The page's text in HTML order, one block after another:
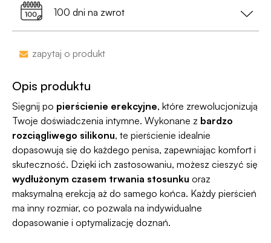
Dyskrecji — jeśli ją naruszymy, zwrócimy Ci
przy zamówieniu za min. 199 zł
100 dni na zwrot
100 dni na zwrot. Sam proces jesy niezwykle
programu Wygodne Zwroty®
zapytaj o produkt
Opis produktu
Sięgnij po pierścienie erekcyjne, które zrewolucjonizują
Twoje doświadczenia intymne. Wykonane z bardzo
rozciągliwego silikonu, te pierścienie idealnie
dopasowują się do każdego penisa, zapewniając komfort i
skuteczność. Dzięki ich zastosowaniu, możesz cieszyć się
wydłużonym czasem trwania stosunku oraz
maksymalną erekcją aż do samego końca. Każdy pierścień
ma inny rozmiar, co pozwala na indywidualne
dopasowanie i optymalizację doznań.